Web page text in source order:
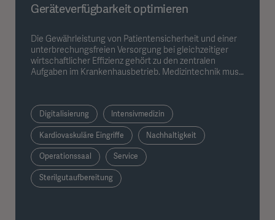
Geräteverfügbarkeit optimieren
Die Gewährleistung von Patientensicherheit und einer
unterbrechungsfreien Versorgung bei gleichzeitiger
wirtschaftlicher Effizienz gehört zu den zentralen
Aufgaben im Krankenhausbetrieb. Medizintechnik muss
Verfügbarkeit medizintechnischer Geräte maßgeblich.
Digitalisierung Intensivmedizin
Kardiovaskuläre Eingriffe Nachhaltigkeit
Operationssaal Service
Sterilgutaufbereitung